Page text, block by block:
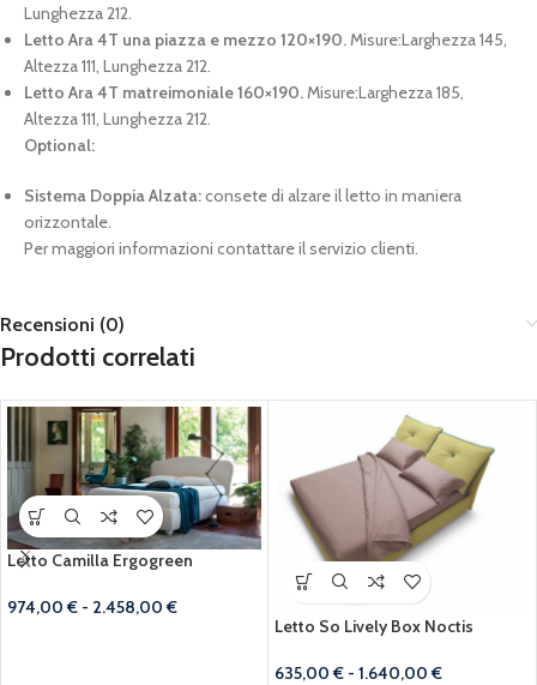
Lunghezza 212.
Letto Ara 4T una piazza e mezzo 120×190.Misure:Larghezza 145,
Altezza 111, Lunghezza 212.
Letto Ara 4T matreimoniale 160×190.Misure:Larghezza 185,
Altezza 111, Lunghezza 212.
Optional:
Sistema Doppia Alzata:consete di alzare il letto in maniera
orizzontale.
Per maggiori informazioni contattare il servizio clienti.
Recensioni (0)
Prodotti correlati
Letto Camilla Ergogreen
974,00€ - 2.458,00€
Letto So Lively Box Noctis
635,00€ - 1.640,00€